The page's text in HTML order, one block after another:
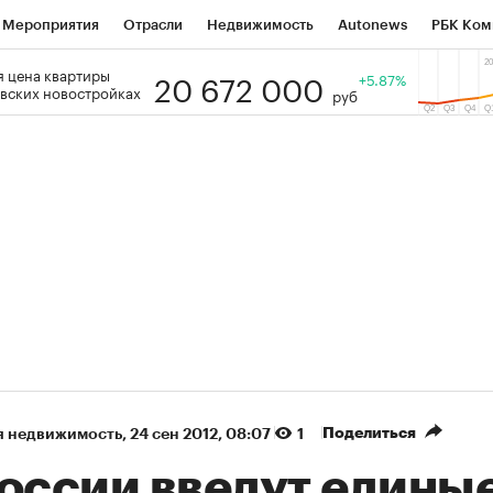
Мероприятия Отрасли Недвижимость Autonews РБК
РБК Образование Тренды
цена квартиры
новостройках
20 672 000 руб
+5.87%
недвижимость⁠, 24 сен 2012, 08:07 1 Поделиться